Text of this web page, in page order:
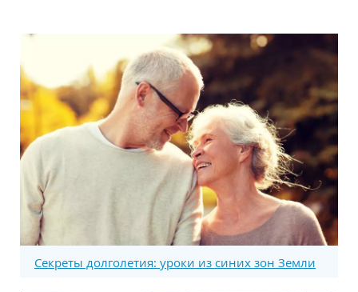
Секреты долголетия: уроки из синих зон Земли